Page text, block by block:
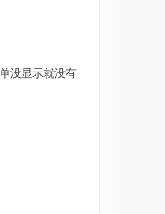
没显示就没有